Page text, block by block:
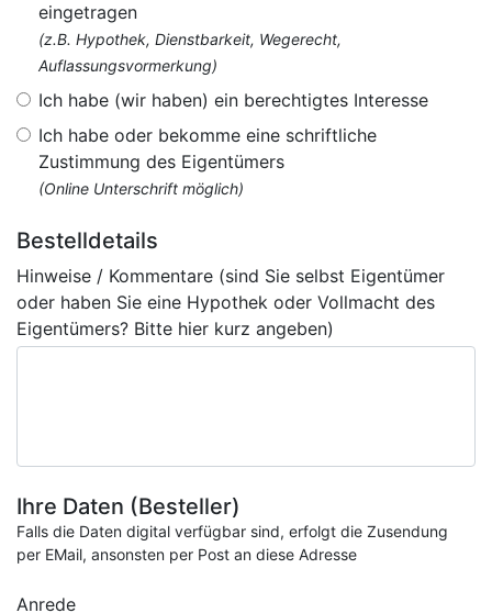
eingetragen
(z.B. Hypothek, Dienstbarkeit, Wegerecht,
Auflassungsvormerkung)
Ich habe (wir haben) ein berechtigtes Interesse
Ich habe oder bekomme eine schriftliche
Zustimmung des Eigentümers
(Online Unterschrift möglich)
Bestelldetails
Hinweise / Kommentare (sind Sie selbst Eigentümer
oder haben Sie eine Hypothek oder Vollmacht des
Eigentümers? Bitte hier kurz angeben)
Ihre Daten (Besteller)
Falls die Daten digital verfügbar sind, erfolgt die Zusendung
per EMail, ansonsten per Post an diese Adresse
Anrede